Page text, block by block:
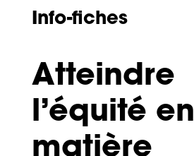
Info-fiches
Atteindre
l’équité en
matière